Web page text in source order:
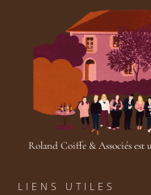
Roland Coiffe & Associés est
LIENS UTILES